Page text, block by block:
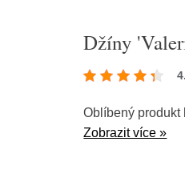
Džíny
Oblíbený produkt
Zobrazit více »